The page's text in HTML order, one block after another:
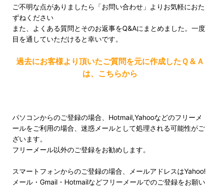
ご不明な点がありましたら「お問い合わせ」よりお気軽におた
ずねください
また、よくある質問とそのお返事をQ&Aにまとめました。一度
目を通していただけると幸いです。
過去にお客様より頂いたご質問を元に作成したＱ＆Ａ
は、こちらから
パソコンからのご登録の場合、Hotmail,Yahooなどのフリーメ
ールをご利用の場合、迷惑メールとして処理される可能性がご
ざいます。
フリーメール以外のご登録をお勧めします。
スマートフォンからのご登録の場合、メールアドレスはYahoo!
メール・Gmail・Hotmailなどフリーメールでのご登録をお願い